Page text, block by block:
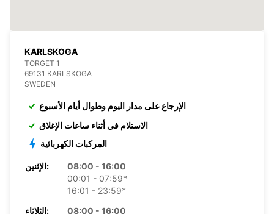
KARLSKOGA
TORGET 1
69131 KARLSKOGA
SWEDEN
الإرجاع على مدار اليوم وطوال أيام الأسبوع
الاستلام في أثناء ساعات الإغلاق
المركبات الكهربائية
الإثنين:
08:00 - 16:00
00:01 - 07:59*
16:01 - 23:59*
الثلاثاء:
08:00 - 16:00